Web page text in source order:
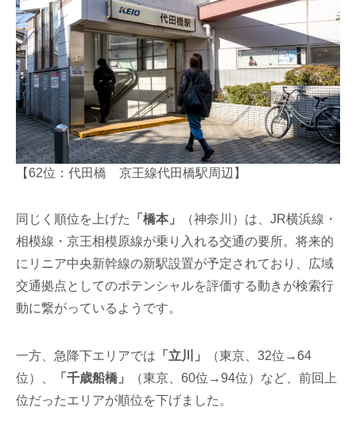
【62位：代田橋 京王線代田橋駅周辺】
同じく順位を上げた 「橋本」
（神奈川）は、JR横浜線・
相模線・京王相模原線が乗り入れる交通の要所。将来的
にリニア中央新幹線の新駅設置が予定されており、広域
交通拠点としてのポテンシャルを評価する動きが検索行
動に繋がっているようです。
一方、急降下エリアでは 「立川」
（東京、32位→64
位）、
「千歳船橋」
（東京、60位→94位）など、前回上
位だったエリアが順位を下げました。